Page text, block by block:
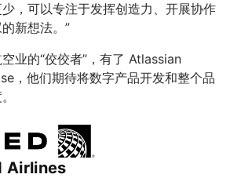
，可以专注于发挥创造力、开展协作
新想法。”
业的“佼佼者”，有了 Atlassian
，他们期待将数字产品开发和整个品
Airlines